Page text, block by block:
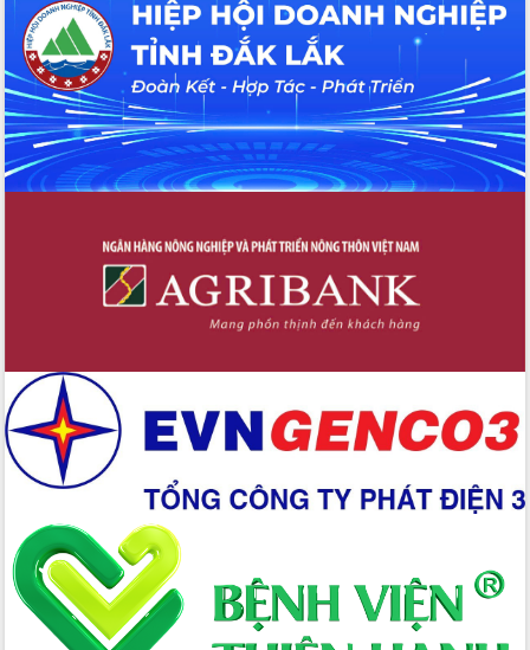
Tháo gỡ những vướng mắc, đẩy mạnh
công tác cải cách thủ tục hành chính
tại Trung tâm Phục vụ hành chính
công tỉnh
Đắk Lắk: Tôn vinh 46 giải pháp tại Hội
thi Sáng tạo Kỹ thuật 2024 - 2025
Đắk Lắk rà soát, điều chỉnh Đề án 190
Trương Công Thái kiểm tra thực địa
Dự án cao tốc Khánh Hòa - Buôn Ma
Định vị cà phê Việt Nam như một “di
Xây dựng nông thôn mới: Nâng cao đời
sống người dân từ những mô hình thiết
thực
Quyết liệt tháo gỡ vướng mắc, đẩy
nhanh tiến độ các dự án trọng điểm
trong Khu kinh tế Nam Phú Yên
Hòn Yến phát triển du lịch gắn với bảo
tồn biển
Lấy ý kiến điều chỉnh Quy hoạch tỉnh
Đắk Lắk thời kỳ 2021-2030, tầm nhìn
đến năm 2050